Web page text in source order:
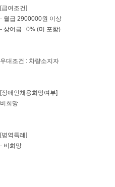
[급여조건]
- 월급 2900000원 이상
- 상여금 : 0% (미 포함)
우대조건 : 차량소지자
[장애인채용희망여부]
비희망
[병역특례]
- 비희망